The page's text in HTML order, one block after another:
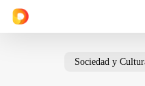
Skip
Cart
Sociedad y